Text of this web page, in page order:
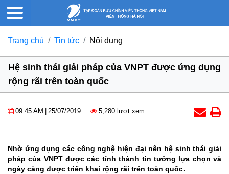
Trang chủ Tin tức Nội dung
Hệ sinh thái giải pháp của VNPT được ứng dụng
rộng rãi trên toàn quốc
09:45 AM 25/07/2019 5,280 lượt xem
Nhờ ứng dụng các công nghệ hiện đại nên hệ sinh thái giải
pháp của VNPT được các tỉnh thành tin tưởng lựa chọn và
ngày càng được triển khai rộng rãi trên toàn quốc.